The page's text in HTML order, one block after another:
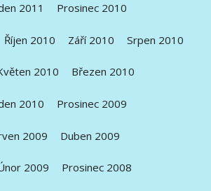
2011 Prosinec 2010
Říjen 2010 Září 2010 Srpen 2010
2010 Březen 2010
2010 Prosinec 2009
2009 Duben 2009
2009 Prosinec 2008